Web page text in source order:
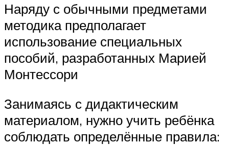
Наряду с обычными предметами
методика предполагает
использование специальных
пособий, разработанных Марией
Монтессори
Занимаясь с дидактическим
материалом, нужно учить ребёнка
соблюдать определённые правила: